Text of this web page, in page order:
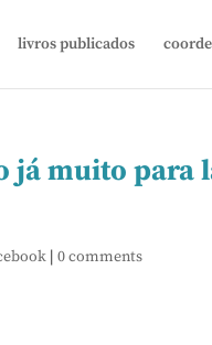
livros publicados
muito para
| 0 comments